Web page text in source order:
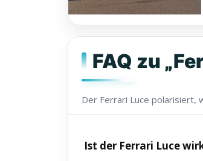
FAQ zu
Der Ferrari Luce polarisiert,
Ist der Ferrari Luce